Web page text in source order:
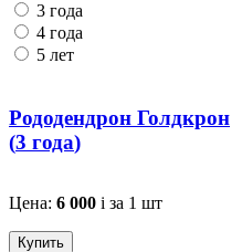
3 года
4 года
5 лет
Рододендрон Голдкрон
(3 года)
Цена: 6 000 i за 1 шт
Купить